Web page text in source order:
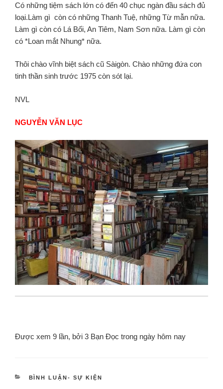
Có những tiệm sách lớn có đến 40 chục ngàn đầu sách đủ
loại.Làm gì còn có những Thanh Tuệ, những Từ mẫn nữa.
Làm gì còn có Lá Bối, An Tiêm, Nam Sơn nữa. Làm gì còn
có *Loan mắt Nhung* nữa.
Thôi chào vĩnh biệt sách cũ Sàigòn. Chào những đứa con
tinh thần sinh trước 1975 còn sót lại.
NVL
NGUYỄN VĂN LỤC
Được xem 9 lần, bởi 3 Bạn Đọc trong ngày hôm nay
BÌNH LUẬN- SỰ KIỆN